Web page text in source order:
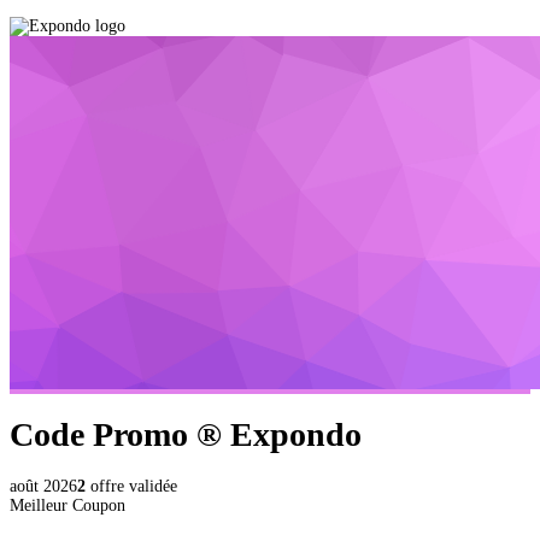
Code Promo ® Expondo
août 20262 offre validée
Meilleur Coupon